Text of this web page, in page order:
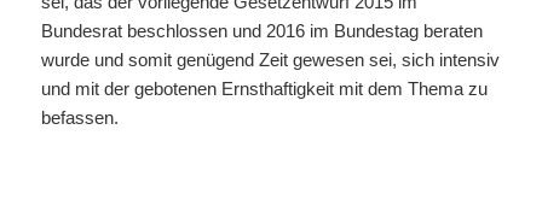
Bundesrat beschlossen und 2016 im Bundestag beraten
wurde und somit genügend Zeit gewesen sei, sich intensiv
und mit der gebotenen Ernsthaftigkeit mit dem Thema zu
befassen.